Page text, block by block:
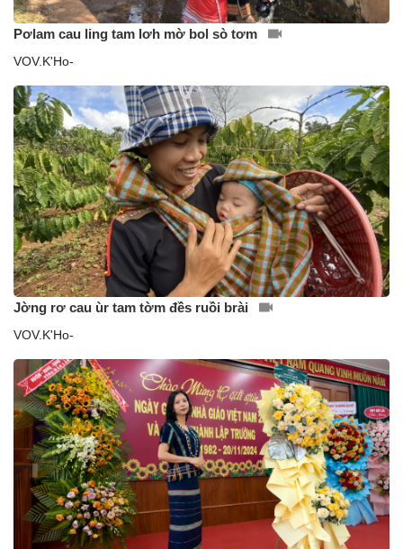
Pơlam cau ling tam lơh mờ bol sò tơm
VOV.K'Ho-
Jờng rơ cau ùr tam tờm đềs ruồi brài
VOV.K'Ho-